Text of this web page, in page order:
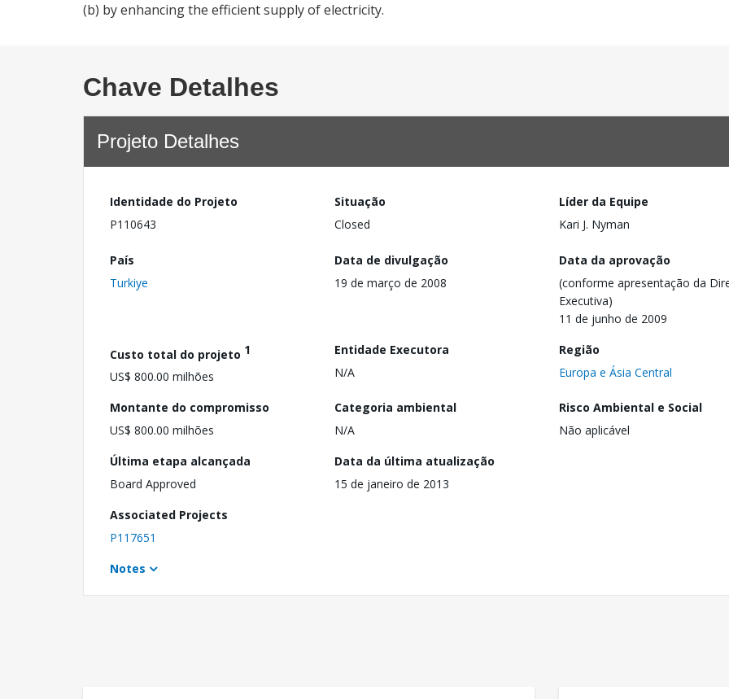
(b) by enhancing the efficient supply of electricity.
Chave Detalhes
Projeto Detalhes
Identidade do Projeto
P110643
Situação
Closed
Líder da Equipe
Kari J. Nyman
País
Turkiye
Data de divulgação
19 de março de 2008
Data da aprovação
(conforme apresentação da
Executiva)
11 de junho de 2009
Custo total do projeto 1
US$ 800.00 milhões
Entidade Executora
N/A
Região
Europa e Ásia Central
Montante do compromisso
US$ 800.00 milhões
Categoria ambiental
N/A
Risco Ambiental e Social
Não aplicável
Última etapa alcançada
Board Approved
Data da última atualização
15 de janeiro de 2013
Associated Projects
P117651
Notes